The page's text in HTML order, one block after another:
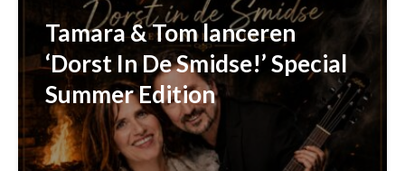
Tamara & Tom lanceren
‘Dorst In De Smidse!’ Special
Summer Edition